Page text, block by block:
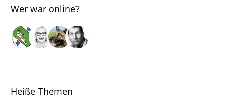
Wer war online?
Heiße Themen